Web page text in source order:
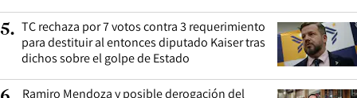
5. TC rechaza por 7 votos contra 3 requerimiento
para destituir al entonces diputado Kaiser tras
dichos sobre el golpe de Estado
Ramiro Mendoza y posible derogación del